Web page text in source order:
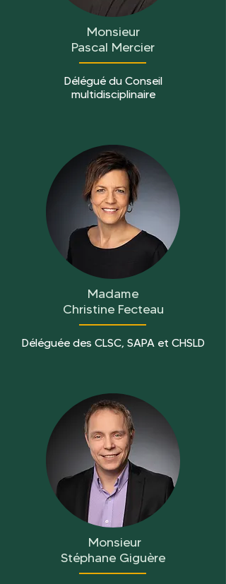
Monsieur
Pascal Mercier
Délégué du Conseil
multidisciplinaire
Madame
Christine Fecteau
Déléguée des CLSC, SAPA et CHSLD
Monsieur
Stéphane Giguère